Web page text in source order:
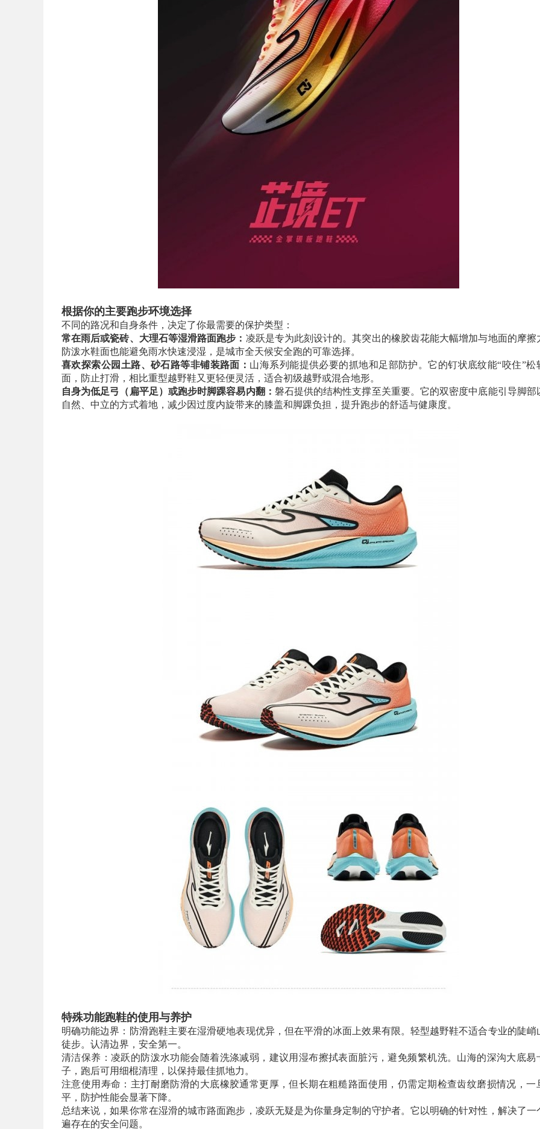
根据你的主要跑步环境选择
不同的路况和自身条件，决定了你最需要的保护类型：
常在雨后或瓷砖、大理石等湿滑路面跑步： 凌跃是专为此刻设计的。其突出的橡胶齿花能大幅增加与地面的摩擦
防泼水鞋面也能避免雨水快速浸湿，是城市全天候安全跑的可靠选择。
喜欢探索公园土路、砂石路等非铺装路面： 山海系列能提供必要的抓地和足部防护。它的钉状底纹能“咬住”松
面，防止打滑，相比重型越野鞋又更轻便灵活，适合初级越野或混合地形。
自身为低足弓（扁平足）或跑步时脚踝容易内翻： 磐石提供的结构性支撑至关重要。它的双密度中底能引导脚部
自然、中立的方式着地，减少因过度内旋带来的膝盖和脚踝负担，提升跑步的舒适与健康度。
特殊功能跑鞋的使用与养护
明确功能边界：防滑跑鞋主要在湿滑硬地表现优异，但在平滑的冰面上效果有限。轻型越野鞋不适合专业的陡峭
徒步。认清边界，安全第一。
清洁保养：凌跃的防泼水功能会随着洗涤减弱，建议用湿布擦拭表面脏污，避免频繁机洗。山海的深沟大底易
子，跑后可用细棍清理，以保持最佳抓地力。
注意使用寿命：主打耐磨防滑的大底橡胶通常更厚，但长期在粗糙路面使用，仍需定期检查齿纹磨损情况，一
平，防护性能会显著下降。
总结来说，如果你常在湿滑的城市路面跑步，凌跃无疑是为你量身定制的守护者。它以明确的针对性，解决了一
遍存在的安全问题。